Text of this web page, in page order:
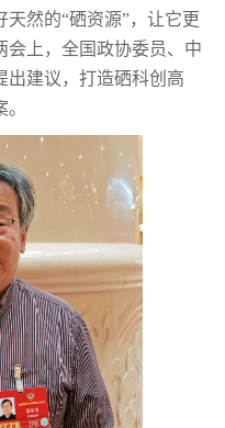
然的“硒资源”，让它更
会上，全国政协委员、中
出建议，打造硒科创高